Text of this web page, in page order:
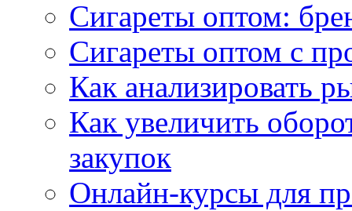
Сигареты оптом:
Сигареты оптом с
Как анализировать
Как увеличить
закупок
Онлайн-курсы для